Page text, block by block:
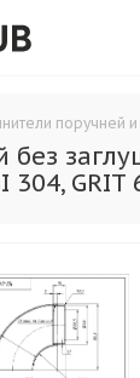
поручней и
без
GRIT